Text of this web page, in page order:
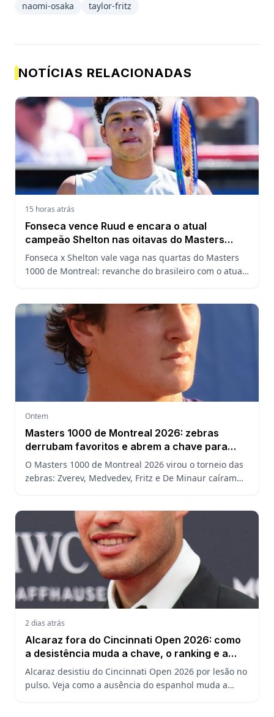
naomi-osaka
taylor-fritz
NOTÍCIAS RELACIONADAS
15 horas atrás
Fonseca vence Ruud e encara o atual
campeão Shelton nas oitavas do Masters
1000 de Montreal
Fonseca x Shelton vale vaga nas quartas do Masters
1000 de Montreal: revanche do brasileiro com o atual
Ontem
Masters 1000 de Montreal 2026: zebras
derrubam favoritos e abrem a chave para
João Fonseca
O Masters 1000 de Montreal 2026 virou o torneio das
zebras: Zverev, Medvedev, Fritz e De Minaur caíram
2 dias atrás
Alcaraz fora do Cincinnati Open 2026: como
a desistência muda a chave, o ranking e a
defesa do US Open
Alcaraz desistiu do Cincinnati Open 2026 por lesão no
pulso. Veja como a ausência do espanhol muda a